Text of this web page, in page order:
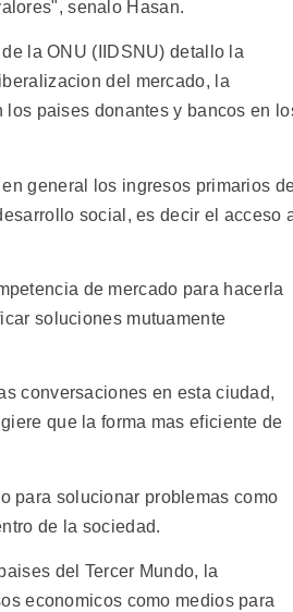
senalo Hasan.
la ONU (IIDSNU) detallo la
del mercado, la
paises donantes y bancos en
general los ingresos primarios
social, es decir el acceso
de mercado para hacerla
soluciones mutuamente
conversaciones en esta ciudad,
que la forma mas eficiente de
para solucionar problemas como
de la sociedad.
del Tercer Mundo, la
economicos como medios para